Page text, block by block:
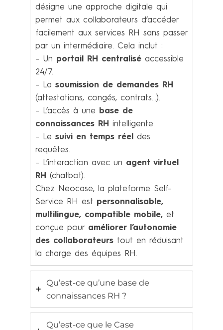
désigne une approche digitale qui
permet aux collaborateurs d’accéder
facilement aux services RH sans passer
par un intermédiaire. Cela inclut :
– Un portail RH centralisé accessible
24/7.
– La soumission de demandes RH
(attestations, congés, contrats…).
– L’accès à une base de
connaissances RH intelligente.
– Le suivi en temps réel des
requêtes.
– L’interaction avec un agent virtuel
RH (chatbot).
Chez Neocase, la plateforme Self-
Service RH est personnalisable,
multilingue, compatible mobile, et
conçue pour améliorer l’autonomie
des collaborateurs tout en réduisant
la charge des équipes RH.
Qu’est-ce qu’une base de
connaissances RH ?
Qu’est-ce que le Case